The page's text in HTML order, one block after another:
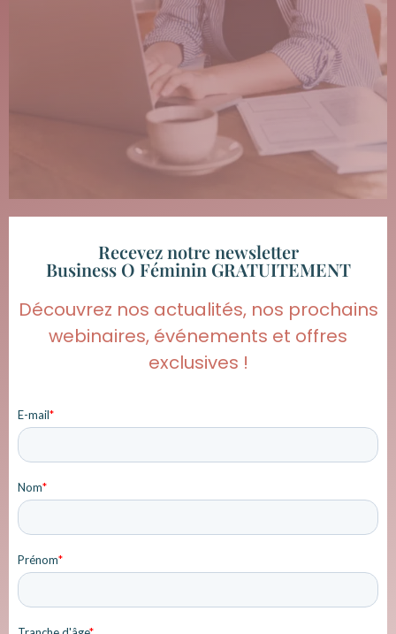
Recevez notre newsletter
Business O Féminin GRATUITEMENT
Découvrez nos actualités, nos prochains
webinaires, événements et offres
exclusives !